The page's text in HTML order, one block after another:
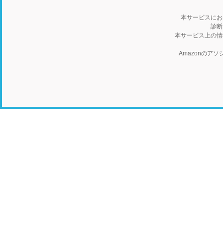
本サービスに
診
本サービス上の
Amazonのアソ